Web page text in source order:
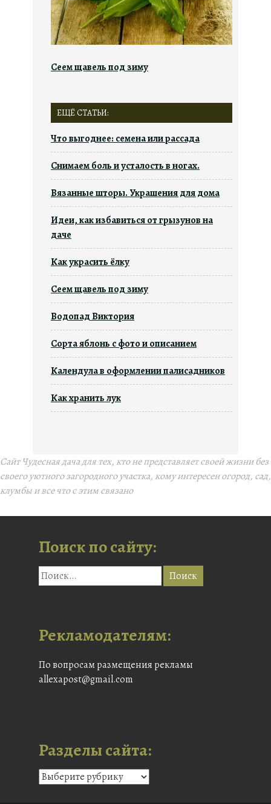
Сеем щавель под зиму
ЕЩЁ СТАТЬИ:
Что выгоднее: семена или рассада
Снимаем боль и усталость в ногах.
Вязанные шторы. Украшения для дома
Идеи, как избавиться от грызунов на
даче
Как украсить ёлку
Сеем щавель под зиму
Водопад Виктория
Сорта яблонь c фото и описанием
Календула в оформлении палисадников
Как хранить лук
Сайт Чудесная дача для тех, кто не представляет своей жизни без
своего уютного загородного участка, кому интересен огород, сад,
клумбы и все что с этим связано
Поиск по сайту:
Рекламодателям:
По вопросам размещения рекламы
allexapost@gmail.com
Разделы сайта: